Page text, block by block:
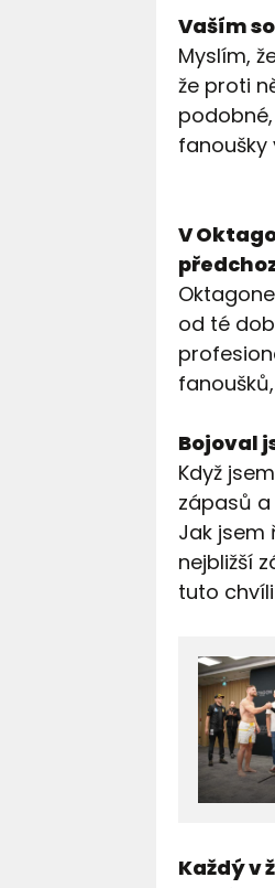
Vaším
Myslím,
že proti
fanoušky
V
od té
Bojoval
Když
zápasů
Jak jsem
nejbližší
tuto
Každý v